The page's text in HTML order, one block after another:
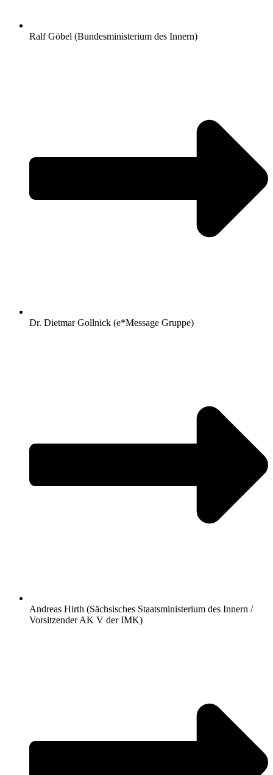
Ralf Göbel (Bundesministerium des Innern)
Dr. Dietmar Gollnick (e*Message Gruppe)
Andreas Hirth (Sächsisches Staatsministerium des Innern /
Vorsitzender AK V der IMK)